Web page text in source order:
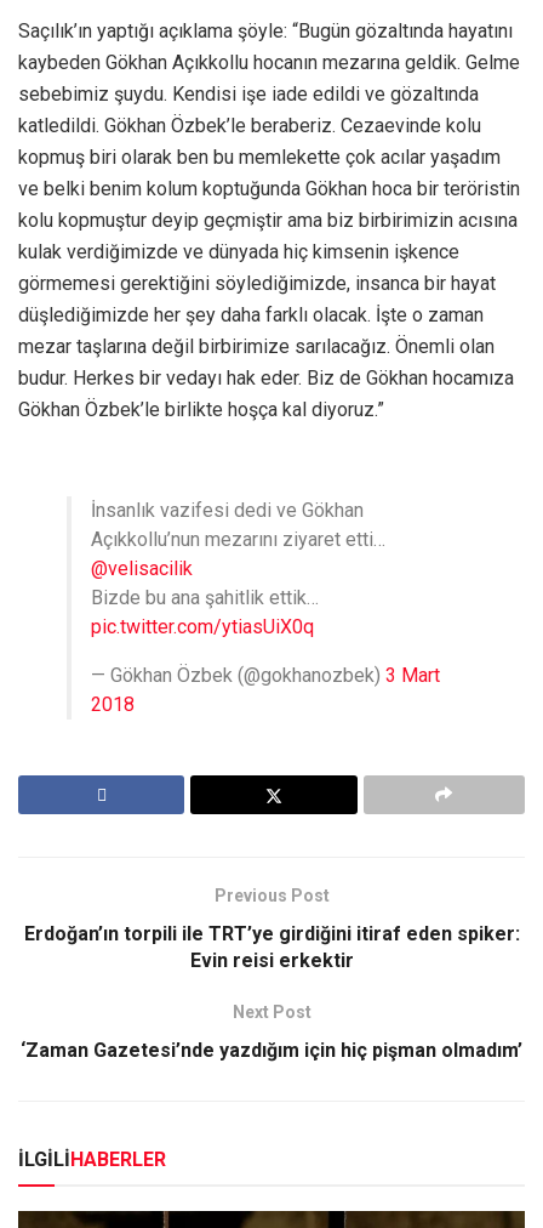
Saçılık’ın yaptığı açıklama şöyle: “Bugün gözaltında hayatını
kaybeden Gökhan Açıkkollu hocanın mezarına geldik. Gelme
sebebimiz şuydu. Kendisi işe iade edildi ve gözaltında
katledildi. Gökhan Özbek’le beraberiz. Cezaevinde kolu
kopmuş biri olarak ben bu memlekette çok acılar yaşadım
ve belki benim kolum koptuğunda Gökhan hoca bir teröristin
kolu kopmuştur deyip geçmiştir ama biz birbirimizin acısına
kulak verdiğimizde ve dünyada hiç kimsenin işkence
görmemesi gerektiğini söylediğimizde, insanca bir hayat
düşlediğimizde her şey daha farklı olacak. İşte o zaman
mezar taşlarına değil birbirimize sarılacağız. Önemli olan
budur. Herkes bir vedayı hak eder. Biz de Gökhan hocamıza
Gökhan Özbek’le birlikte hoşça kal diyoruz.”
İnsanlık vazifesi dedi ve Gökhan
Açıkkollu’nun mezarını ziyaret etti…
@velisacilik
Bizde bu ana şahitlik ettik…
pic.twitter.com/ytiasUiX0q
— Gökhan Özbek (@gokhanozbek) 3 Mart
2018
Previous Post
Erdoğan’ın torpili ile TRT’ye girdiğini itiraf eden spiker:
Evin reisi erkektir
Next Post
‘Zaman Gazetesi’nde yazdığım için hiç pişman olmadım’
İLGİLİHABERLER